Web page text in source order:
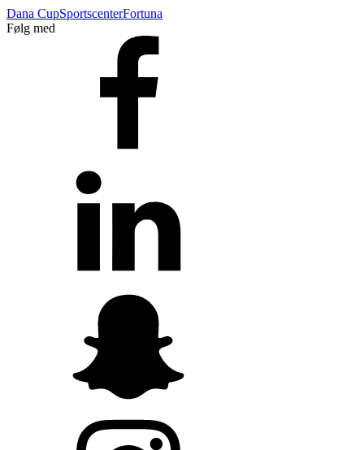
Dana CupSportscenterFortuna
Følg med